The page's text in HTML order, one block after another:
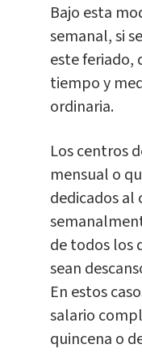
Bajo esta
semanal, si
este feriado,
tiempo y
ordinaria.
Los centros
mensual o
dedicados al
de todos los
sean
En estos
salario
quincena o